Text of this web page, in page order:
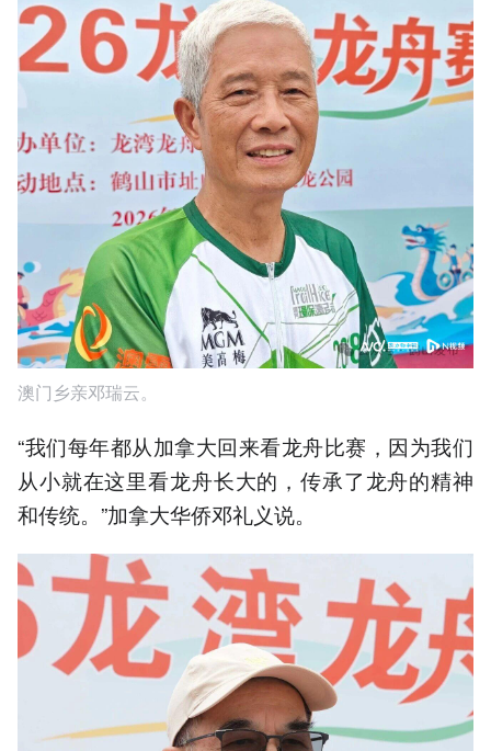
澳门乡亲邓瑞云。
“我们每年都从加拿大回来看龙舟比赛，因为我们
从小就在这里看龙舟长大的，传承了龙舟的精神
和传统。”加拿大华侨邓礼义说。